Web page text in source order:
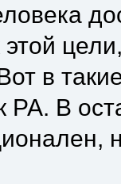
в
РА. В